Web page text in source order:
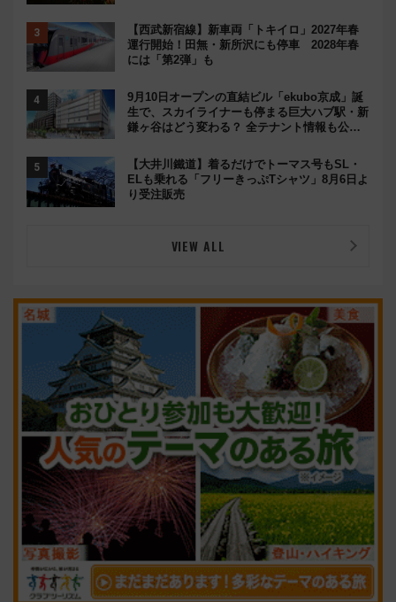
【西武新宿線】新車両「トキイロ」2027年春
運行開始！田無・新所沢にも停車 2028年春
には「第2弾」も
9月10日オープンの直結ビル「ekubo京成」誕
生で、スカイライナーも停まる巨大ハブ駅・新
鎌ヶ谷はどう変わる？ 全テナント情報も公
【大井川鐵道】着るだけでトーマス号もSL・
ELも乗れる「フリーきっぷTシャツ」8月6日よ
り受注販売
VIEW ALL